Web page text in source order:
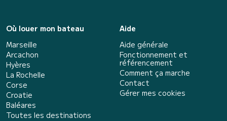
Où louer mon bateau
Marseille
Arcachon
Hyères
La Rochelle
Corse
Croatie
Baléares
Toutes les destinations
Aide
Aide générale
Fonctionnement et
référencement
Comment ça marche
Contact
Gérer mes cookies